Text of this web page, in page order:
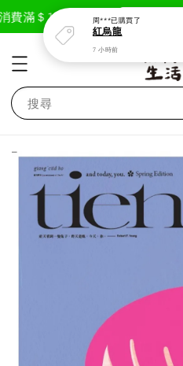
滿＄1800免運費 現在去購物！
搜尋
周***已購買了
紅烏龍
7 小時前